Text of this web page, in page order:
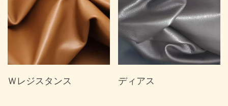
Ｗレジスタンス ディアス